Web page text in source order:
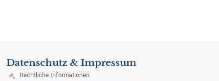
Datenschutz & Impressum
Rechtliche Informationen